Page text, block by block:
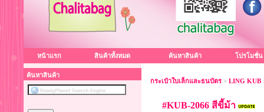
หน้าแรก สินค้าทั้งหมด ค้นหาสินค้า โปรโมชั่น
ค้นหาสินค้า
กระเป๋าใบเล็กและธนบัตร > LING KUB
#KUB-2066 สีขี้ม้า